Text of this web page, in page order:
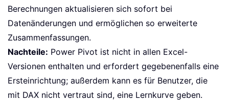
Berechnungen aktualisieren sich sofort bei
Datenänderungen und ermöglichen so erweiterte
Zusammenfassungen.
Nachteile: Power Pivot ist nicht in allen Excel-
Versionen enthalten und erfordert gegebenenfalls eine
Ersteinrichtung; außerdem kann es für Benutzer, die
mit DAX nicht vertraut sind, eine Lernkurve geben.